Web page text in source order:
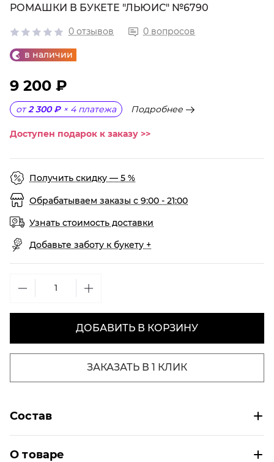
РОМАШКИ В БУКЕТЕ "ЛЬЮИС" №6790
0 отзывов 0 вопросов
в наличии
9 200 ₽
от 2 300 ₽ × 4 платежа Подробнее
Доступен подарок к заказу >>
Получить скидку — 5 %
Обрабатываем заказы с 9:00 - 21:00
Узнать стоимость доставки
Добавьте заботу к букету +
ДОБАВИТЬ В КОРЗИНУ
ЗАКАЗАТЬ В 1 КЛИК
Состав
О товаре